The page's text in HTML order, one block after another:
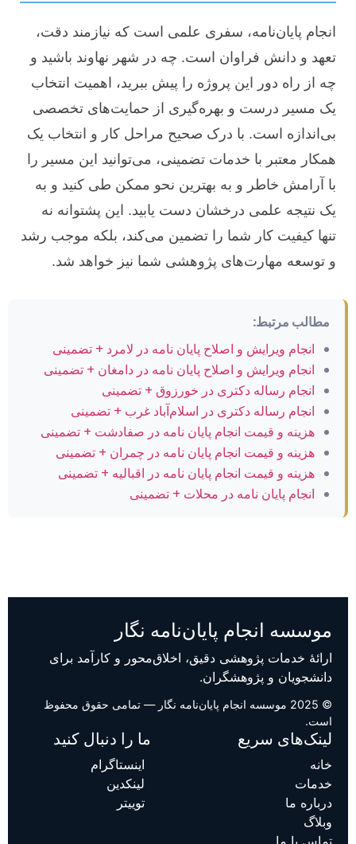
انجام پایان‌نامه، سفری علمی است که نیازمند دقت،
تعهد و دانش فراوان است. چه در شهر نهاوند باشید و
چه از راه دور این پروژه را پیش ببرید، اهمیت انتخاب
یک مسیر درست و بهره‌گیری از حمایت‌های تخصصی
بی‌اندازه است. با درک صحیح مراحل کار و انتخاب یک
همکار معتبر با خدمات تضمینی، می‌توانید این مسیر را
با آرامش خاطر و به بهترین نحو ممکن طی کنید و به
یک نتیجه علمی درخشان دست یابید. این پشتوانه نه
تنها کیفیت کار شما را تضمین می‌کند، بلکه موجب رشد
و توسعه مهارت‌های پژوهشی شما نیز خواهد شد.
مطالب مرتبط:
انجام ویرایش و اصلاح پایان نامه در لامرد + تضمینی
انجام ویرایش و اصلاح پایان نامه در دامغان + تضمینی
انجام رساله دکتری در خورزوق + تضمینی
انجام رساله دکتری در اسلام‌آباد غرب + تضمینی
هزینه و قیمت انجام پایان نامه در صفادشت + تضمینی
هزینه و قیمت انجام پایان نامه در چمران + تضمینی
هزینه و قیمت انجام پایان نامه در اقبالیه + تضمینی
انجام پایان نامه در محلات + تضمینی
موسسه انجام پایان‌نامه نگار
ارائهٔ خدمات پژوهشی دقیق، اخلاق‌محور و کارآمد برای
دانشجویان و پژوهشگران.
© 2025 موسسه انجام پایان‌نامه نگار — تمامی حقوق محفوظ
است.
لینک‌های سریع
خانه
خدمات
درباره ما
وبلاگ
ما را دنبال کنید
اینستاگرام
لینکدین
توییتر